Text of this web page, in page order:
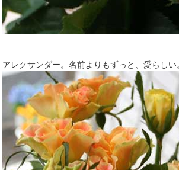
アレクサンダー。名前よりもずっと、愛らしい